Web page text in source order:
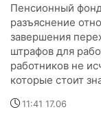
Пенсионный
разъяснение
завершения
штрафов для
работников не
которые стоит
11:41 17.06